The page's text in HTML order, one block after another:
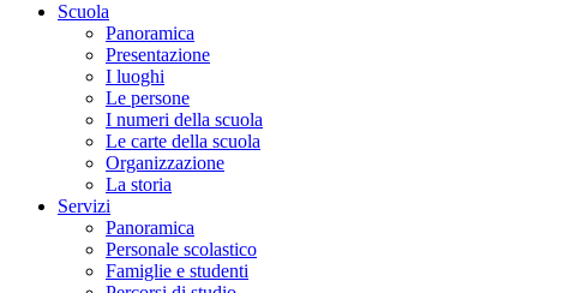
Scuola
Panoramica
Presentazione
I luoghi
Le persone
I numeri della scuola
Le carte della scuola
Organizzazione
La storia
Servizi
Panoramica
Personale scolastico
Famiglie e studenti